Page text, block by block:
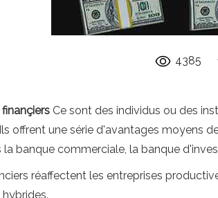
4385
finançiers Ce sont des individus ou des
offrent une série d'avantages moyens
la banque commerciale, la banque
réaffectent les entreprises